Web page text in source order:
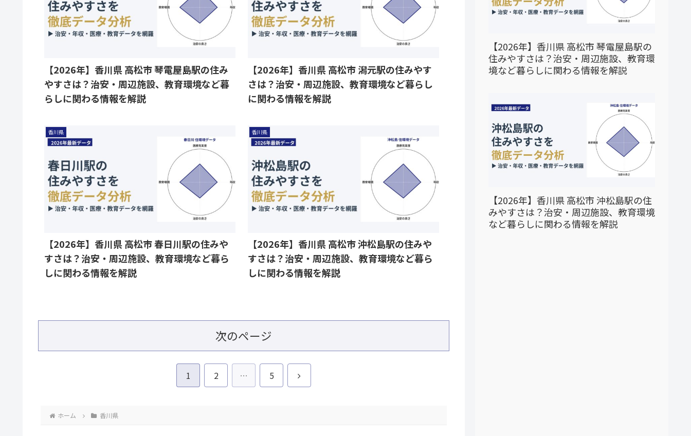
【2026年】香川県 高松市 琴電屋島駅の住み
やすさは？治安・周辺施設、教育環境など暮
らしに関わる情報を解説
【2026年】香川県 高松市 潟元駅の住みやす
さは？治安・周辺施設、教育環境など暮らし
に関わる情報を解説
香川県
【2026年】香川県 高松市 春日川駅の住みや
すさは？治安・周辺施設、教育環境など暮ら
しに関わる情報を解説
香川県
【2026年】香川県 高松市 沖松島駅の住みや
すさは？治安・周辺施設、教育環境など暮ら
しに関わる情報を解説
次のページ
1 2 … 5
次
ホーム 香川県
【2026年】香川県 高松市 琴電屋島駅の
住みやすさは？治安・周辺施設、教育環
境など暮らしに関わる情報を解説
【2026年】香川県 高松市 沖松島駅の住
みやすさは？治安・周辺施設、教育環境
など暮らしに関わる情報を解説